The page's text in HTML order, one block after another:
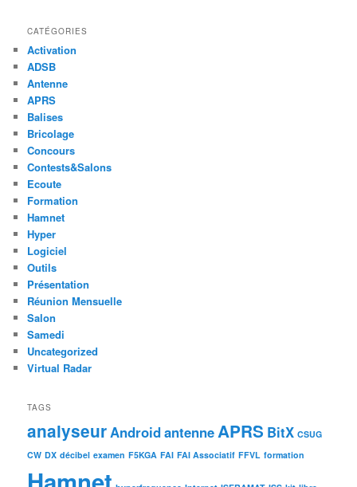
CATÉGORIES
Activation
ADSB
Antenne
APRS
Balises
Bricolage
Concours
Contests&Salons
Ecoute
Formation
Hamnet
Hyper
Logiciel
Outils
Présentation
Réunion Mensuelle
Salon
Samedi
Uncategorized
Virtual Radar
TAGS
analyseurAndroidantenneAPRS BitX CSUG
CW DX décibel examen F5KGA FAI FAI Associatif FFVL formation